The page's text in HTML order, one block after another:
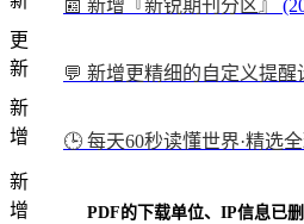
📰 新增『新锐期刊分区』
更
新
💬 新增更精细的自定义提醒
新
增
🕒 每天60秒读懂世界·精选
新
增
PDF的下载单位、IP信息已